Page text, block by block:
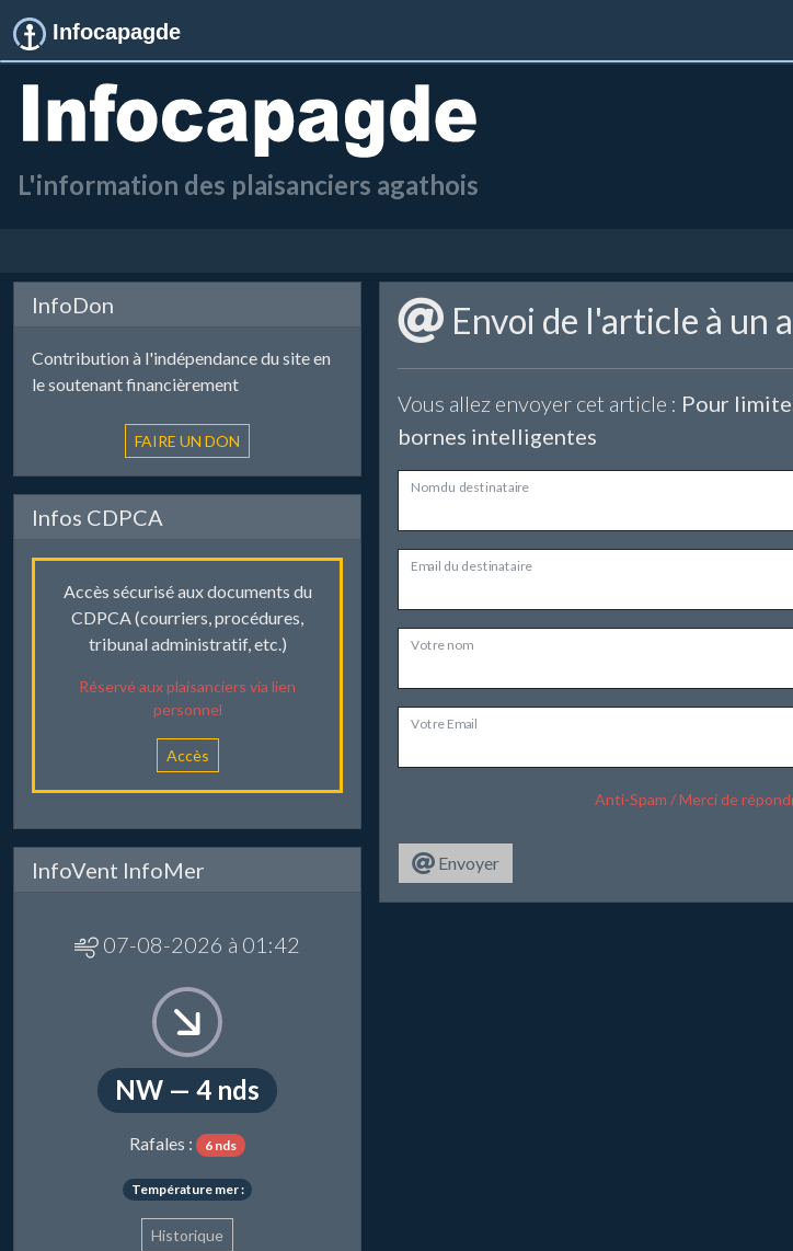
Infocapagde
L'information des plaisanciers agathois
InfoDon
Contribution à l'indépendance du site en
le soutenant financièrement
Infos CDPCA
Accès sécurisé aux documents du
CDPCA (courriers, procédures,
tribunal administratif, etc.)
Réservé aux plaisanciers via lien
personnel
Accès
InfoVent InfoMer
07-08-2026 à 01:42
NW — 4 nds
Rafales : 6 nds
Température mer :
Historique
Envoi de l'article à un
Vous allez envoyer cet article : Pour
bornes intelligentes
Nom du destinataire
Email du destinataire
Votre nom
Votre Email
Anti-Spam / Merci de
Envoyer